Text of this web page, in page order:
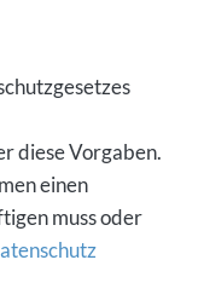
diese Vorgaben.
einen
muss oder